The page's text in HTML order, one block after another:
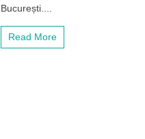
de
tenis
din
România
București....
Read More